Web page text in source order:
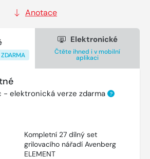
Anotace
Elektronické
Čtěte ihned i v mobilní
aplikaci
- elektronická verze zdarma ?
Kompletní 27 dílný set
grilovacího nářadí Avenberg
ELEMENT